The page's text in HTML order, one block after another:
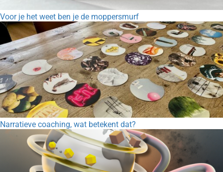
Voor je het weet ben je de moppersmurf
Narratieve coaching, wat betekent dat?